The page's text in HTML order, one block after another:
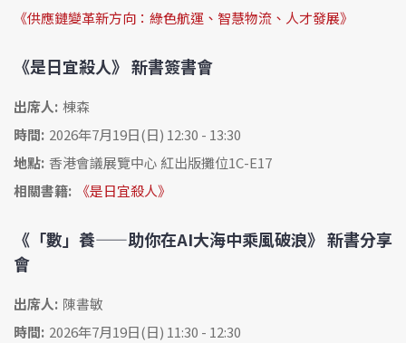
《供應鏈變革新方向：綠色航運、智慧物流、人才發展》
《是日宜殺人》 新書簽書會
出席人: 棟森
時間: 2026年7月19日(日) 12:30 - 13:30
地點: 香港會議展覽中心 紅出版攤位1C-E17
相關書籍:
《是日宜殺人》
《「數」養——助你在AI大海中乘風破浪》 新書分享
會
出席人: 陳書敏
時間: 2026年7月19日(日) 11:30 - 12:30